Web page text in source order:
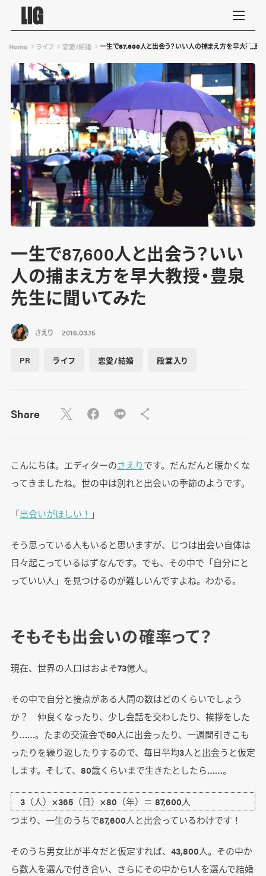
Home ライフ 恋愛/結婚 一生で87,600人と出会う？いい人の捕まえ方を早大教授
一生で87,600人と出会う？いい
人の捕まえ方を早大教授・豊泉
先生に聞いてみた
さえり 2016.03.15
PR ライフ 恋愛/結婚 殿堂入り
Share
こんにちは。エディターのさえりです。だんだんと暖かくな
ってきましたね。世の中は別れと出会いの季節のようです。
「出会いがほしい！ 」
そう思っている人もいると思いますが、じつは出会い自体は
日々起こっているはずなんです。でも、その中で「自分にと
っていい人」を見つけるのが難しいんですよね。わかる。
そもそも出会いの確率って？
現在、世界の人口はおよそ73億人。
その中で自分と接点がある人間の数はどのくらいでしょう
か？ 仲良くなったり、少し会話を交わしたり、挨拶をした
り……。たまの交流会で50人に出会ったり、一週間引きこも
ったりを繰り返したりするので、毎日平均3人と出会うと仮定
します。そして、80歳くらいまで生きたとしたら……。
3（人）×365（日）×80（年）＝ 87,600人
つまり、一生のうちで87,600人と出会っているわけです！
そのうち男女比が半々だと仮定すれば、43,800人。その中か
ら数人を選んで付き合い、さらにその中から1人を選んで結婚